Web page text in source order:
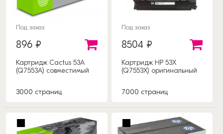
Под заказ
896 ₽
Картридж Cactus 53A
(Q7553A) совместимый
3000 страниц
Под заказ
8504 ₽
Картридж HP 53X
(Q7553X) оригинальный
7000 страниц